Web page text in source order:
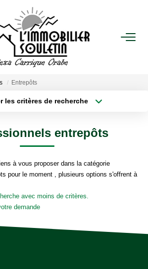
VENTES
Biens En Location
Biens Loués
ESTIMATION
NOTRE AGENCE
Entrepôts
les critères de recherche
Plus de critères
entrepôts
à vous proposer dans la catégorie
pour le moment , plusieurs options s'offrent à
avec moins de critères.
demande